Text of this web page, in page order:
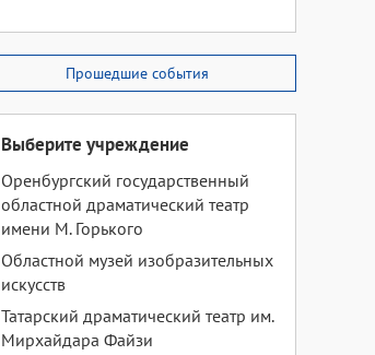
Прошедшие события
Выберите учреждение
Оренбургский государственный
областной драматический театр
имени М. Горького
Областной музей изобразительных
искусств
Татарский драматический театр им.
Мирхайдара Файзи